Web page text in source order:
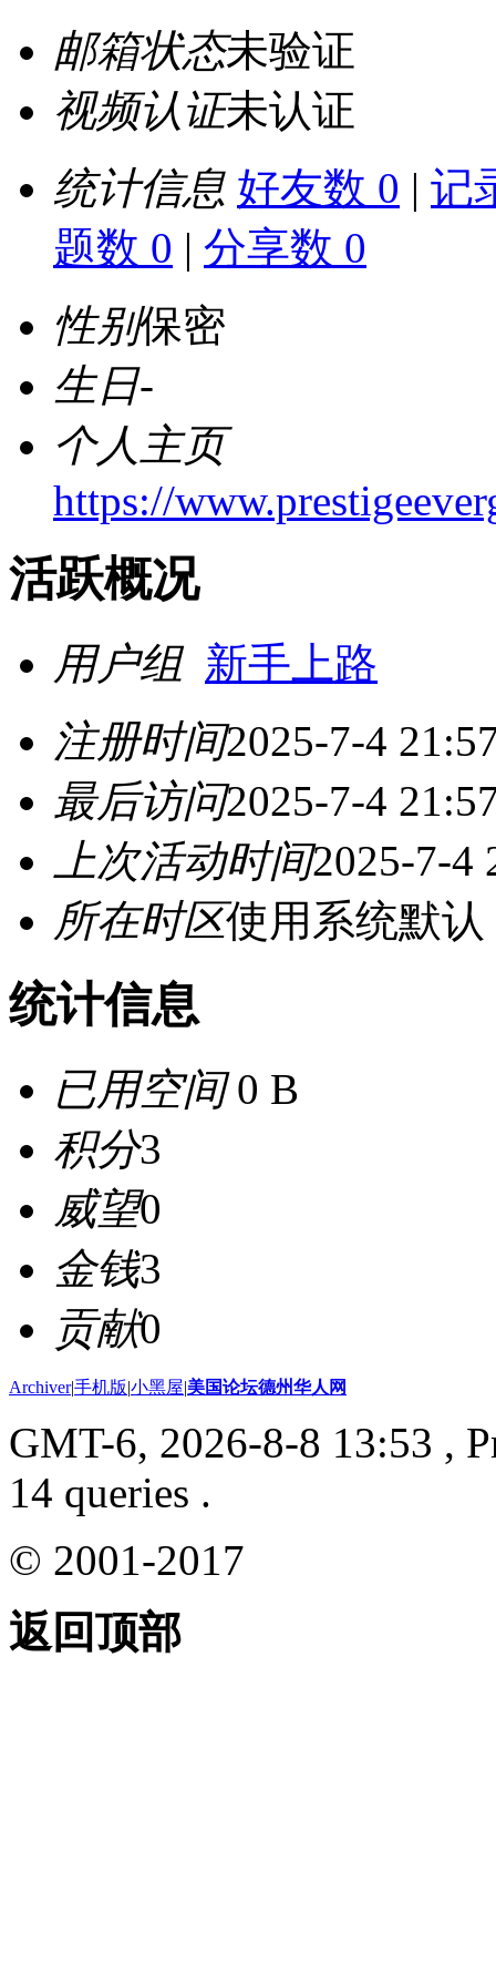
邮箱状态未验证
视频认证未认证
统计信息 好友数 0 | 记
题数 0 | 分享数 0
性别保密
生日-
个人主页
https://
活跃概况
用户组 新手上路
注册时间2025-7-4
最后访问2025-7-4
上次活动时间2025-7-4
所在时区使用系统默认
统计信息
已用空间0 B
积分3
威望0
金钱3
贡献0
Archiver|手机版|小黑屋|美国论坛德州华人网
GMT-6, 2026-8-8 13:53 ,
14 queries .
© 2001-2017
返回顶部